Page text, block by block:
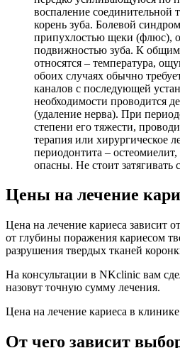
воспаление соединительной
корень зуба. Болевой
припухлостью щеки (флюс),
подвижностью зуба. К
относятся – температура,
обоих случаях обычно
каналов с последующей
необходимости проводится
(удаление нерва). При
степени его тяжести,
терапия или хирургическое
периодонтита –
опасны. Не стоит затягивать
Цены на лечение
Цена на лечение кариеса зависит
от глубины поражения кариесом
разрушения твердых тканей
На консультации в NKclinic вам
назовут точную сумму лечения.
Цена на лечение кариеса в
От чего зависит